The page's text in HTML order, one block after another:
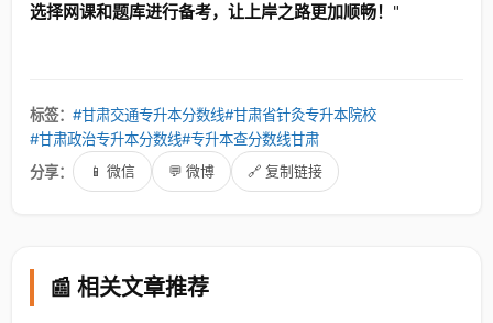
选择网课和题库进行备考，让上岸之路更加顺畅！ "
标签： #甘肃交通专升本分数线#甘肃省针灸专升本院校
#甘肃政治专升本分数线#专升本查分数线甘肃
分享：
📱 微信 💬 微博 🔗 复制链接
📰 相关文章推荐